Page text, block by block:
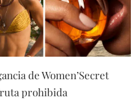
de Women’Secret
prohibida